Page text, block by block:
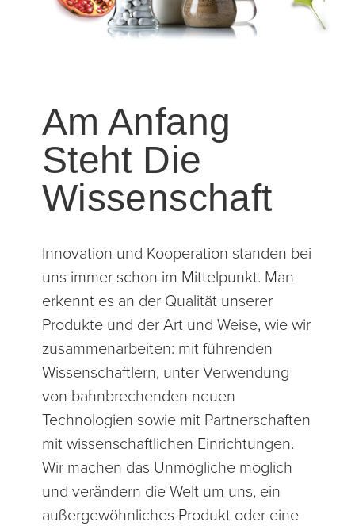
Am Anfang
Steht Die
Wissenschaft
Innovation und Kooperation standen bei
uns immer schon im Mittelpunkt. Man
erkennt es an der Qualität unserer
Produkte und der Art und Weise, wie wir
zusammenarbeiten: mit führenden
Wissenschaftlern, unter Verwendung
von bahnbrechenden neuen
Technologien sowie mit Partnerschaften
mit wissenschaftlichen Einrichtungen.
Wir machen das Unmögliche möglich
und verändern die Welt um uns, ein
außergewöhnliches Produkt oder eine